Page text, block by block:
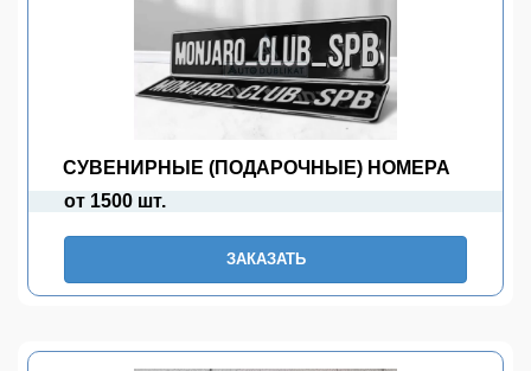
СУВЕНИРНЫЕ (ПОДАРОЧНЫЕ) НОМЕРА
от 1500 шт.
ЗАКАЗАТЬ